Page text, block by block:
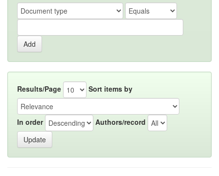
Results/Page Sort items by
In order Authors/record